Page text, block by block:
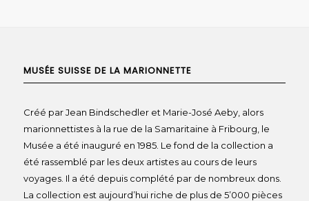
MUSÉE SUISSE DE LA MARIONNETTE
Créé par Jean Bindschedler et Marie-José Aeby, alors
marionnettistes à la rue de la Samaritaine à Fribourg, le
Musée a été inauguré en 1985. Le fond de la collection a
été rassemblé par les deux artistes au cours de leurs
voyages. Il a été depuis complété par de nombreux dons.
La collection est aujourd’hui riche de plus de 5’000 pièces